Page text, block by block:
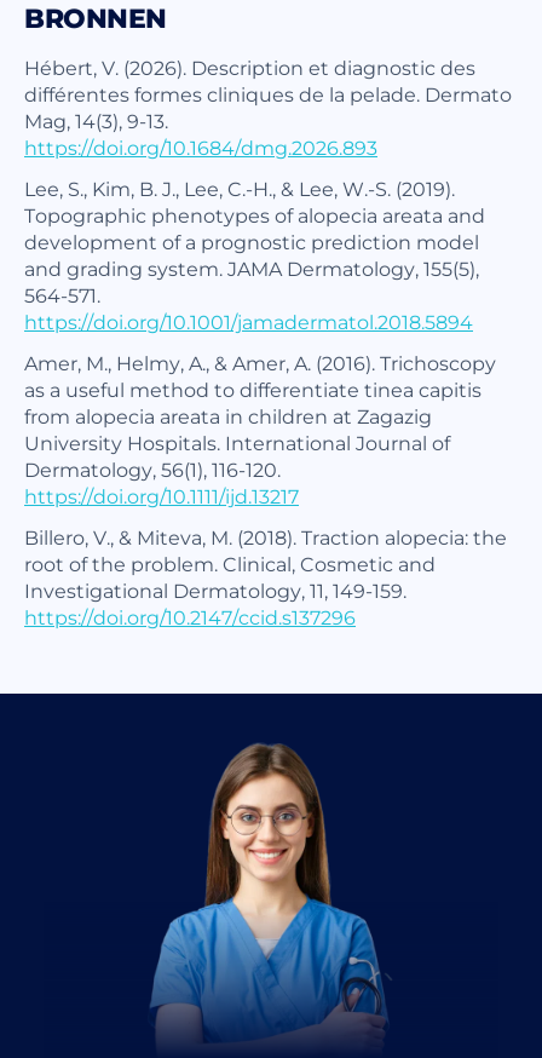
BRONNEN
Hébert, V. (2026). Description et diagnostic des
différentes formes cliniques de la pelade. Dermato
Mag, 14(3), 9-13.
https://doi.org/10.1684/dmg.2026.893
Lee, S., Kim, B. J., Lee, C.-H., & Lee, W.-S. (2019).
Topographic phenotypes of alopecia areata and
development of a prognostic prediction model
and grading system. JAMA Dermatology, 155(5),
564-571.
https://doi.org/10.1001/jamadermatol.2018.5894
Amer, M., Helmy, A., & Amer, A. (2016). Trichoscopy
as a useful method to differentiate tinea capitis
from alopecia areata in children at Zagazig
University Hospitals. International Journal of
Dermatology, 56(1), 116-120.
https://doi.org/10.1111/ijd.13217
Billero, V., & Miteva, M. (2018). Traction alopecia: the
root of the problem. Clinical, Cosmetic and
Investigational Dermatology, 11, 149-159.
https://doi.org/10.2147/ccid.s137296